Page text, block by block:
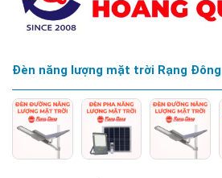
Đèn năng lượng mặt trời Rạng Đông